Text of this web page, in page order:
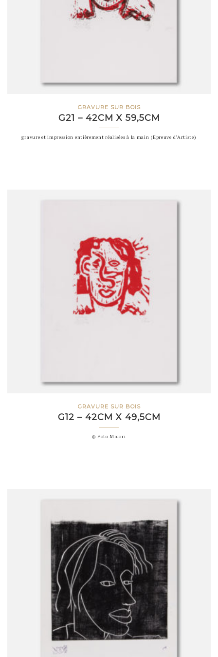
GRAVURE SUR BOIS
G21 – 42CM X 59,5CM
gravure et impression entièrement réalisées à la main (Epreuve d’Artiste)
GRAVURE SUR BOIS
G12 – 42CM X 49,5CM
© Foto Midori